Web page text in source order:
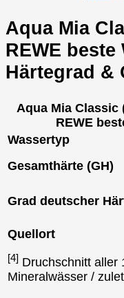
Aqua Mia
REWE beste
Härtegrad &
Aqua Mia Classic
REWE
Wassertyp
Gesamthärte (GH)
Grad deutscher
Quellort
[4] Druchschnitt aller
Mineralwässer /